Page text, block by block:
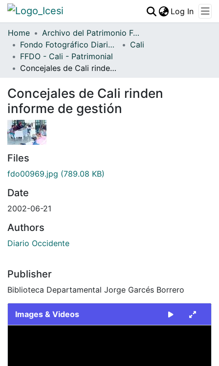
Communities & Collections
All of DSpace
Log In
Home
Archivo del Patrimonio Fotográfico y Fílmico del Valle del Cauca
Fondo Fotográfico Diario Occidente
Cali
FFDO - Cali - Patrimonial
Concejales de Cali rinden informe de gestión
Concejales de Cali rinden
informe de gestión
Files
fdo00969.jpg (789.08 KB)
Date
2002-06-21
Authors
Diario Occidente
Publisher
Biblioteca Departamental Jorge Garcés Borrero
Images & Videos